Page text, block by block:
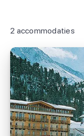
2 accommodaties